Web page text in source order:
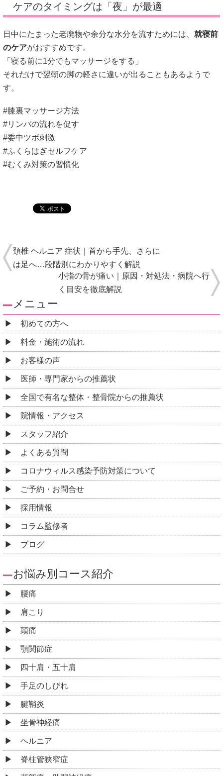
ケアのタイミングは「夜」が最適
日中にたまった老廃物や余分な水分を流すためには、 就寝前
のケアがおすすめです。
「寝る前に1分でもマッサージをする」
それだけで翌朝の脚の軽さに違いが出ることもあるようで
す。
#膝裏マッサージ方法
#リンパの流れを促す
#委中ツボ刺激
#ふくらはぎセルフケア
#むくみ対策の習慣化
頚椎 ヘルニア 症状｜首から手先、さらに
は足へ…段階別にわかりやすく解説
小指の骨が痛い｜原因・対処法・病院へ行
く目安を徹底解説
メニュー
初めての方へ
料金・施術の流れ
お客様の声
医師・専門家からの推薦状
全国で有名な整体・整骨院からの推薦状
院情報・アクセス
スタッフ紹介
よくある質問
コロナウィルス感染予防対策について
ご予約・お問合せ
採用情報
コラム監修者
ブログ
お悩み別コース紹介
腰痛
肩こり
頭痛
顎関節症
四十肩・五十肩
手足のしびれ
腱鞘炎
坐骨神経痛
ヘルニア
脊柱管狭窄症